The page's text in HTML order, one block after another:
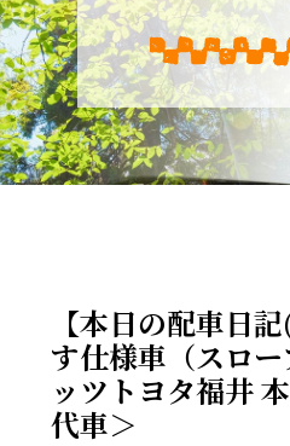
【本日の配車日
す仕様車（スロ
ッツトヨタ福井
代車＞